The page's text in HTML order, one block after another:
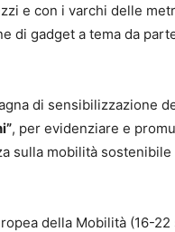
e con i varchi delle
di gadget a tema da
di sensibilizzazione
, per evidenziare e
sulla mobilità
della Mobilità (16-